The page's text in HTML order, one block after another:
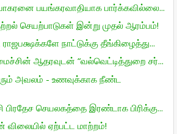
பயங்கரவாதியாக பார்க்கவில்லை...
செயற்பாடுகள் இன்று முதல் ஆரம்பம்!
நாட்டுக்கு தீங்கிழைத்து...
ஆதரவுடன் “வல்வெட்டித்துறை சர்...
அவலம் - உணவுக்காக நீண்ட
பிரதேச செயலகத்தை இரண்டாக பிரிக்கு...
விலையில் ஏற்பட்ட மாற்றம்!